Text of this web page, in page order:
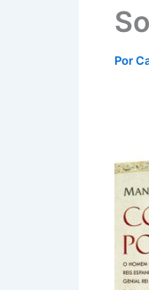
Por